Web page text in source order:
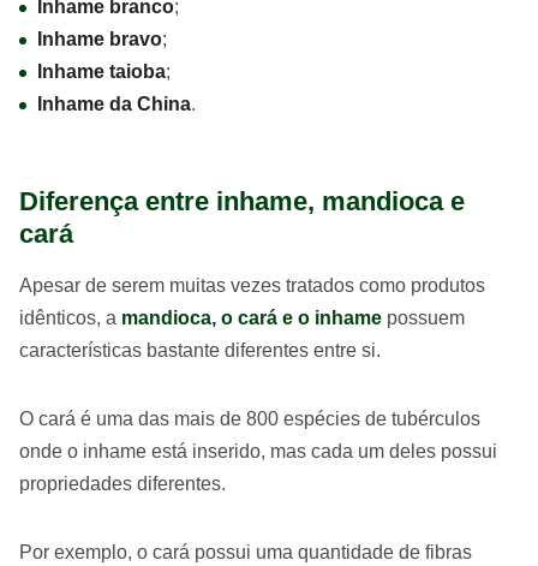
Inhame branco;
Inhame bravo;
Inhame taioba;
Inhame da China.
Diferença entre inhame, mandioca e
cará
Apesar de serem muitas vezes tratados como produtos
idênticos, a mandioca, o cará e o inhame possuem
características bastante diferentes entre si.
O cará é uma das mais de 800 espécies de tubérculos
onde o inhame está inserido, mas cada um deles possui
propriedades diferentes.
Por exemplo, o cará possui uma quantidade de fibras